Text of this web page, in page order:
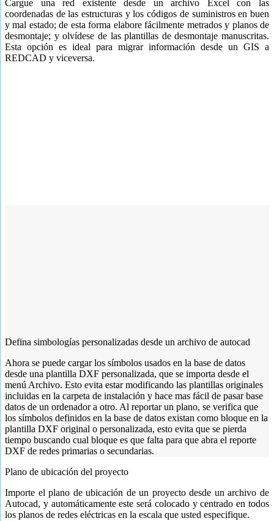
Cargue una red existente desde un archivo Excel con las
coordenadas de las estructuras y los códigos de suministros en buen
y mal estado; de esta forma elabore fácilmente metrados y planos de
desmontaje; y olvídese de las plantillas de desmontaje manuscritas.
Esta opción es ideal para migrar información desde un GIS a
REDCAD y viceversa.
Defina simbologías personalizadas desde un archivo de autocad
Ahora se puede cargar los símbolos usados en la base de datos
desde una plantilla DXF personalizada, que se importa desde el
menú Archivo. Esto evita estar modificando las plantillas originales
incluidas en la carpeta de instalación y hace mas fácil de pasar base
datos de un ordenador a otro. Al reportar un plano, se verifica que
los símbolos definidos en la base de datos existan como bloque en la
plantilla DXF original o personalizada, esto evita que se pierda
tiempo buscando cual bloque es que falta para que abra el reporte
DXF de redes primarias o secundarias.
Plano de ubicación del proyecto
Importe el plano de ubicación de un proyecto desde un archivo de
Autocad, y automáticamente este será colocado y centrado en todos
los planos de redes eléctricas en la escala que usted especifique.